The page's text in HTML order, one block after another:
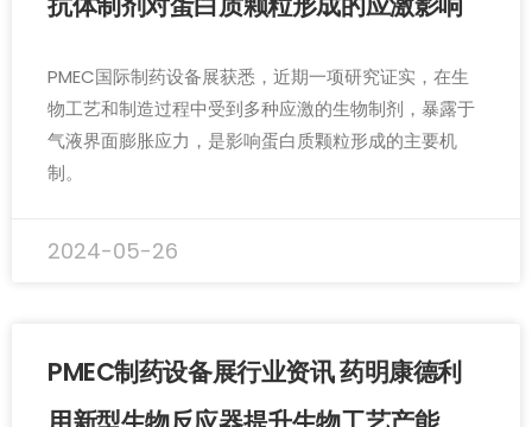
PMEC国际制药设备展获悉，近期一项研究证实，在生
物工艺和制造过程中受到多种应激的生物制剂，暴露于
气液界面膨胀应力，是影响蛋白质颗粒形成的主要机
制。
2024-05-26
PMEC制药设备展行业资讯 药明康德利